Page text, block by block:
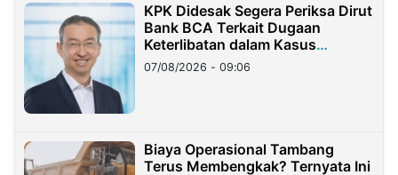
KPK Didesak Segera Periksa Dirut
Bank BCA Terkait Dugaan
Keterlibatan dalam Kasus
Hilangnya Dana Nasabah Rp2,58
Miliar
07/08/2026 - 09:06
Biaya Operasional Tambang
Terus Membengkak? Ternyata Ini